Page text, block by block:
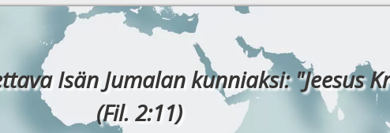
Isän Jumalan kunniaksi: "Jeesus
(Fil. 2:11)